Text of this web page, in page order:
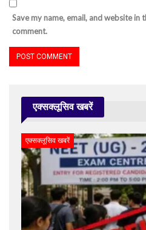
Save my name, email, and website
comment.
एक्सक्लूसिव खबरें
एक्सक्लूसिव खबरें